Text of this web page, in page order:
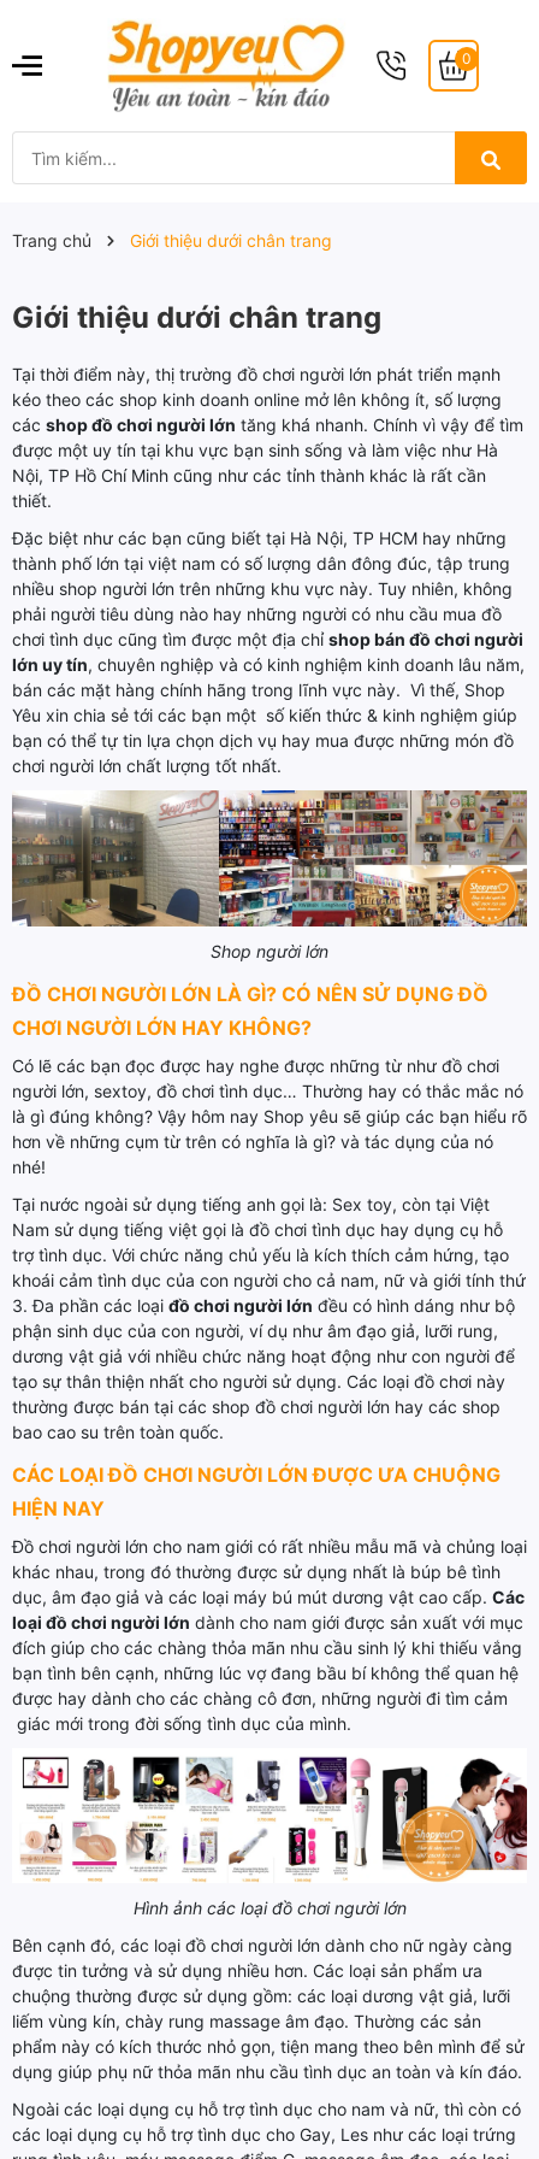
0
Trang chủ Giới thiệu dưới chân trang
Giới thiệu dưới chân trang
Tại thời điểm này, thị trường đồ chơi người lớn phát triển mạnh
kéo theo các shop kinh doanh online mở lên không ít, số lượng
các shop đồ chơi người lớn tăng khá nhanh. Chính vì vậy để tìm
được một uy tín tại khu vực bạn sinh sống và làm việc như Hà
Nội, TP Hồ Chí Minh cũng như các tỉnh thành khác là rất cần
thiết.
Đặc biệt như các bạn cũng biết tại Hà Nội, TP HCM hay những
thành phố lớn tại việt nam có số lượng dân đông đúc, tập trung
nhiều shop người lớn trên những khu vực này. Tuy nhiên, không
phải người tiêu dùng nào hay những người có nhu cầu mua đồ
chơi tình dục cũng tìm được một địa chỉshop bán đồ chơi người
lớn uy tín, chuyên nghiệp và có kinh nghiệm kinh doanh lâu năm,
bán các mặt hàng chính hãng trong lĩnh vực này. Vì thế, Shop
Yêu xin chia sẻ tới các bạn một số kiến thức & kinh nghiệm giúp
bạn có thể tự tin lựa chọn dịch vụ hay mua được những món đồ
chơi người lớn chất lượng tốt nhất.
Shop người lớn
ĐỒ CHƠI NGƯỜI LỚN LÀ GÌ? CÓ NÊN SỬ DỤNG ĐỒ
CHƠI NGƯỜI LỚN HAY KHÔNG?
Có lẽ các bạn đọc được hay nghe được những từ như đồ chơi
người lớn, sextoy, đồ chơi tình dục… Thường hay có thắc mắc nó
là gì đúng không? Vậy hôm nay Shop yêu sẽ giúp các bạn hiểu rõ
hơn về những cụm từ trên có nghĩa là gì? và tác dụng của nó
nhé!
Tại nước ngoài sử dụng tiếng anh gọi là: Sex toy, còn tại Việt
Nam sử dụng tiếng việt gọi là đồ chơi tình dục hay dụng cụ hỗ
trợ tình dục. Với chức năng chủ yếu là kích thích cảm hứng, tạo
khoái cảm tình dục của con người cho cả nam, nữ và giới tính thứ
3. Đa phần các loại đồ chơi người lớn đều có hình dáng như bộ
phận sinh dục của con người, ví dụ như âm đạo giả, lưỡi rung,
dương vật giả với nhiều chức năng hoạt động như con người để
tạo sự thân thiện nhất cho người sử dụng. Các loại đồ chơi này
thường được bán tại các shop đồ chơi người lớn hay các shop
bao cao su trên toàn quốc.
CÁC LOẠI ĐỒ CHƠI NGƯỜI LỚN ĐƯỢC ƯA CHUỘNG
HIỆN NAY
Đồ chơi người lớn cho nam giới có rất nhiều mẫu mã và chủng loại
khác nhau, trong đó thường được sử dụng nhất là búp bê tình
dục, âm đạo giả và các loại máy bú mút dương vật cao cấp. Các
loại đồ chơi người lớn dành cho nam giới được sản xuất với mục
đích giúp cho các chàng thỏa mãn nhu cầu sinh lý khi thiếu vắng
bạn tình bên cạnh, những lúc vợ đang bầu bí không thể quan hệ
được hay dành cho các chàng cô đơn, những người đi tìm cảm
giác mới trong đời sống tình dục của mình.
Hình ảnh các loại đồ chơi người lớn
Bên cạnh đó, các loại đồ chơi người lớn dành cho nữ ngày càng
được tin tưởng và sử dụng nhiều hơn. Các loại sản phẩm ưa
chuộng thường được sử dụng gồm: các loại dương vật giả, lưỡi
liếm vùng kín, chày rung massage âm đạo. Thường các sản
phẩm này có kích thước nhỏ gọn, tiện mang theo bên mình để sử
dụng giúp phụ nữ thỏa mãn nhu cầu tình dục an toàn và kín đáo.
Ngoài các loại dụng cụ hỗ trợ tình dục cho nam và nữ, thì còn có
các loại dụng cụ hỗ trợ tình dục cho Gay, Les như các loại trứng